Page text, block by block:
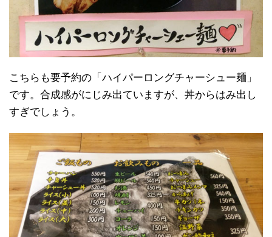
こちらも要予約の「ハイパーロングチャーシュー麺」
です。合成感がにじみ出ていますが、丼からはみ出し
すぎでしょう。